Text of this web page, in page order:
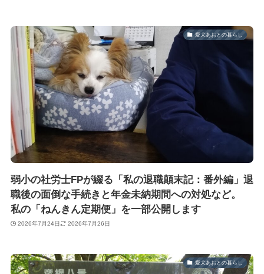
愛犬あおとの暮らし
弱小の社労士FPが綴る「私の退職顛末記：番外編」退
職後の面倒な手続きと年金未納期間への対処など。
私の「ねんきん定期便」を一部公開します
2026年7月24日 2026年7月26日
愛犬あおとの暮らし